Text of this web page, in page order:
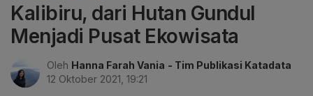
Kalibiru, dari Hutan Gundul
Menjadi Pusat Ekowisata
Oleh Hanna Farah Vania - Tim Publikasi Katadata
12 Oktober 2021, 19:21